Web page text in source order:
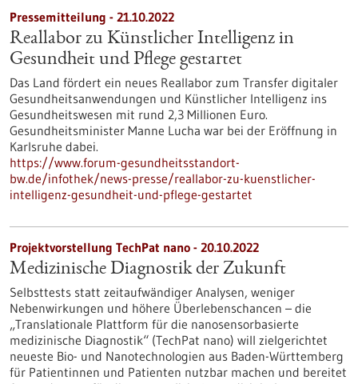
Pressemitteilung - 21.10.2022
Reallabor zu Künstlicher Intelligenz in
Gesundheit und Pflege gestartet
Das Land fördert ein neues Reallabor zum Transfer digitaler
Gesundheitsanwendungen und Künstlicher Intelligenz ins
Gesundheitswesen mit rund 2,3 Millionen Euro.
Gesundheitsminister Manne Lucha war bei der Eröffnung in
Karlsruhe dabei.
https://www.forum-gesundheitsstandort-
bw.de/infothek/news-presse/reallabor-zu-kuenstlicher-
intelligenz-gesundheit-und-pflege-gestartet
Projektvorstellung TechPat nano - 20.10.2022
Medizinische Diagnostik der Zukunft
Selbsttests statt zeitaufwändiger Analysen, weniger
Nebenwirkungen und höhere Überlebenschancen – die
„Translationale Plattform für die nanosensorbasierte
medizinische Diagnostik“ (TechPat nano) will zielgerichtet
neueste Bio- und Nanotechnologien aus Baden-Württemberg
für Patientinnen und Patienten nutzbar machen und bereitet